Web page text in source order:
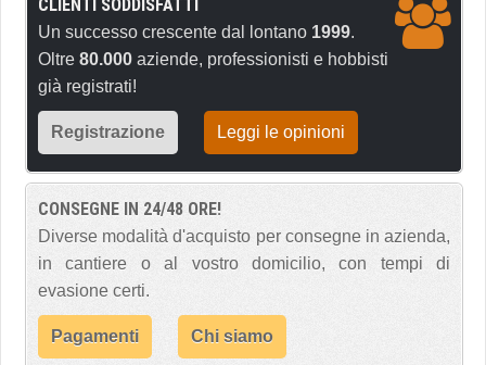
CLIENTI SODDISFATTI
Un successo crescente dal lontano 1999.
Oltre 80.000 aziende, professionisti e hobbisti
già registrati!
Registrazione Leggi le opinioni
CONSEGNE IN 24/48 ORE!
Diverse modalità d'acquisto per consegne in azienda,
in cantiere o al vostro domicilio, con tempi di
evasione certi.
Pagamenti Chi siamo